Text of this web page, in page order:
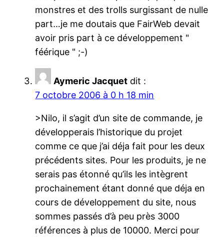
monstres et des trolls surgissant de nulle
part…je me doutais que FairWeb devait
avoir pris part à ce développement "
féérique " ;-)
Aymeric Jacquet dit :
7 octobre 2006 à 0 h 18 min
>Nilo, il s’agit d’un site de commande, je
développerais l’historique du projet
comme ce que j’ai déja fait pour les deux
précédents sites. Pour les produits, je ne
serais pas étonné qu’ils les intègrent
prochainement étant donné que déja en
cours de développement du site, nous
sommes passés d’à peu près 3000
références à plus de 10000. Merci pour